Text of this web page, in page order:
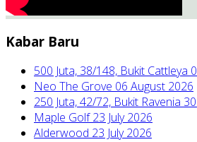
Kabar Baru
500 Juta, 38/148, Bukit Cattleya
Neo The Grove 06 August 2026
250 Juta, 42/72, Bukit Ravenia
Maple Golf23 July 2026
Alderwood 23 July 2026